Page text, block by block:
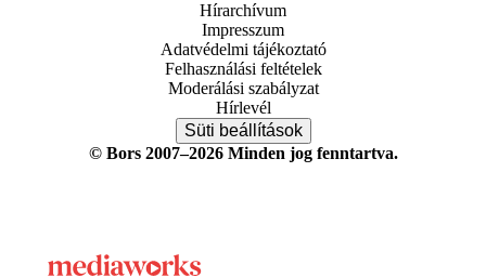
Hírarchívum
Impresszum
Adatvédelmi tájékoztató
Felhasználási feltételek
Moderálási szabályzat
Hírlevél
Süti beállítások
© Bors 2007–2026 Minden jog fenntartva.